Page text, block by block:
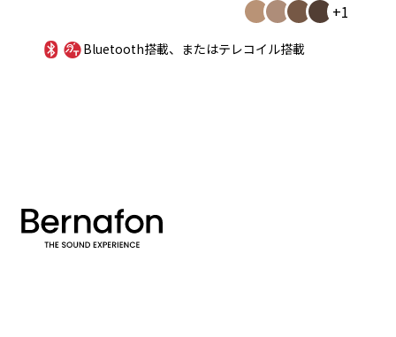
+1
Bluetooth搭載、またはテレコイル搭載